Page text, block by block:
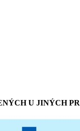
U JINÝCH